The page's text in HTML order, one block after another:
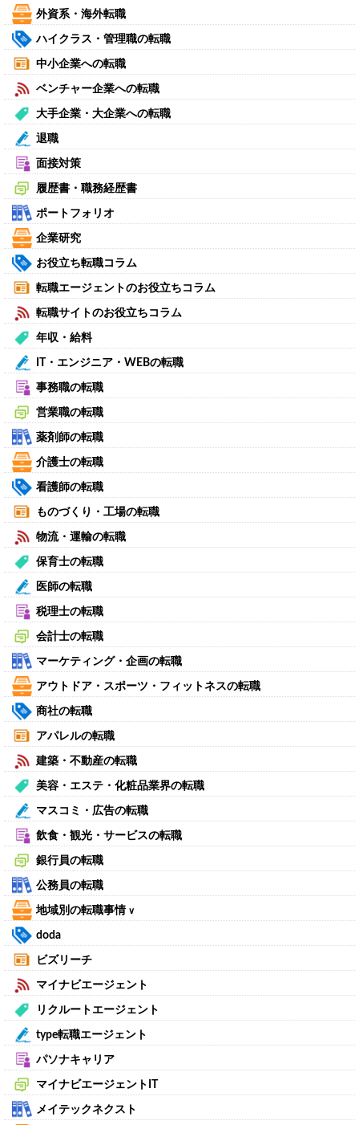
外資系・海外転職
ハイクラス・管理職の転職
中小企業への転職
ベンチャー企業への転職
大手企業・大企業への転職
退職
面接対策
履歴書・職務経歴書
ポートフォリオ
企業研究
お役立ち転職コラム
転職エージェントのお役立ちコラム
転職サイトのお役立ちコラム
年収・給料
IT・エンジニア・WEBの転職
事務職の転職
営業職の転職
薬剤師の転職
介護士の転職
看護師の転職
ものづくり・工場の転職
物流・運輸の転職
保育士の転職
医師の転職
税理士の転職
会計士の転職
マーケティング・企画の転職
アウトドア・スポーツ・フィットネスの転職
商社の転職
アパレルの転職
建築・不動産の転職
美容・エステ・化粧品業界の転職
マスコミ・広告の転職
飲食・観光・サービスの転職
銀行員の転職
公務員の転職
地域別の転職事情 ∨
doda
ビズリーチ
マイナビエージェント
リクルートエージェント
type転職エージェント
パソナキャリア
マイナビエージェントIT
メイテックネクスト